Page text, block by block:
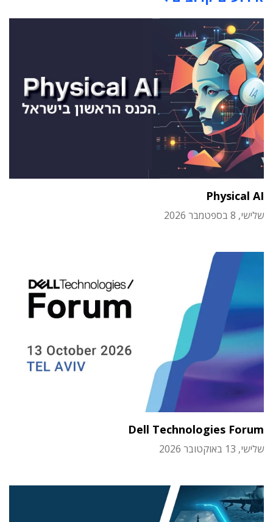
Physical AI
שלישי, 8 בספטמבר 2026
Dell Technologies Forum
שלישי, 13 באוקטובר 2026